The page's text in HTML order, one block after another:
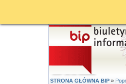
STRONA GŁÓWNA BIP»